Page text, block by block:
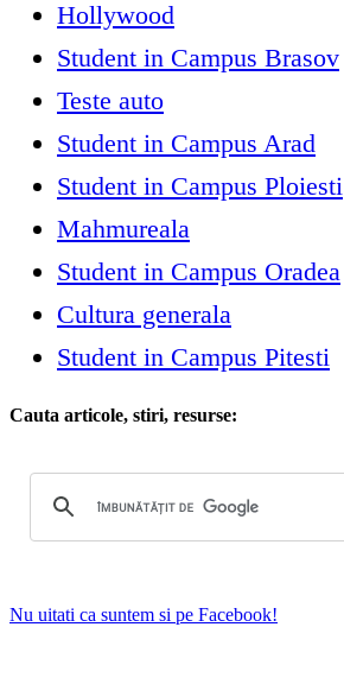
Hollywood
Student in Campus Brasov
Teste auto
Student in Campus Arad
Student in Campus Ploiesti
Mahmureala
Student in Campus Oradea
Cultura generala
Student in Campus Pitesti
Cauta articole, stiri, resurse:
Nu uitati ca suntem si pe Facebook!